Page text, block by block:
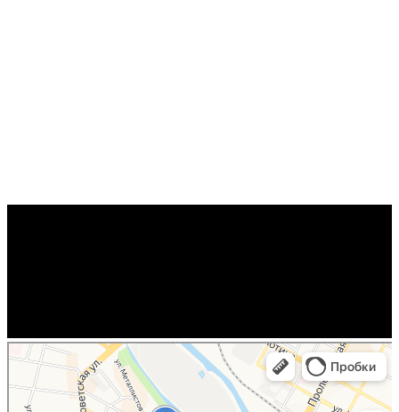
Юрист Шарыгин Сергей
Юридические услуги в Туле